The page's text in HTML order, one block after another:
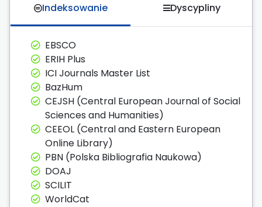
Indeksowanie Dyscypliny
EBSCO
ERIH Plus
ICI Journals Master List
BazHum
CEJSH (Central European Journal of Social
Sciences and Humanities)
CEEOL (Central and Eastern European
Online Library)
PBN (Polska Bibliografia Naukowa)
DOAJ
SCILIT
WorldCat